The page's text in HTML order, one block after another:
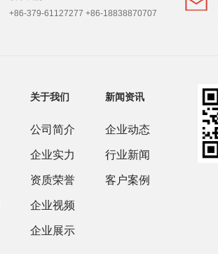
+86-379-61127277 +86-18838870707
关于我们
公司简介
企业实力
资质荣誉
企业视频
企业展示
新闻资讯
企业动态
行业新闻
客户案例